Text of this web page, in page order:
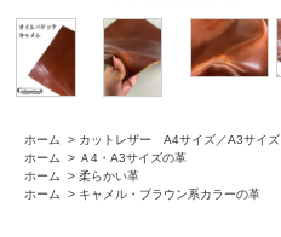
ホーム > カットレザー A4サイズ／A3サイズ
ホーム
> Ａ4・A3サイズの革
ホーム
> 柔らかい革
ホーム
> キャメル・ブラウン系カラーの革